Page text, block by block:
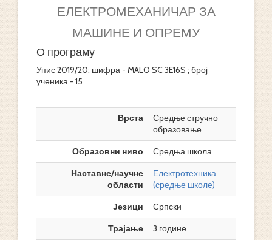
ЕЛЕКТРОМЕХАНИЧАР ЗА
МАШИНЕ И ОПРЕМУ
О програму
Упис 2019/20: шифра - MALO SC 3E16S ; број
ученика - 15
Врста
Средње стручно
образовање
Образовни ниво
Средња школа
Наставне/научне
области
Електротехника
(средње школе)
Језици
Српски
Трајање
3 године